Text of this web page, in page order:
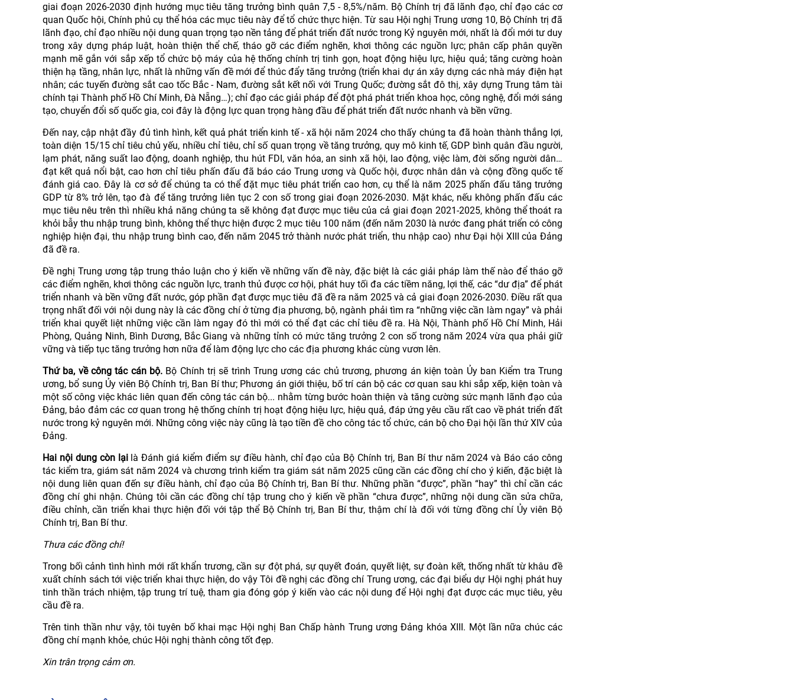
giai đoạn 2026-2030 định hướng mục tiêu tăng trưởng bình quân 7,5 - 8,5%/năm. Bộ Chính trị đã lãnh đạo, chỉ đạo các cơ
quan Quốc hội, Chính phủ cụ thể hóa các mục tiêu này để tổ chức thực hiện. Từ sau Hội nghị Trung ương 10, Bộ Chính trị đã
lãnh đạo, chỉ đạo nhiều nội dung quan trọng tạo nền tảng để phát triển đất nước trong Kỷ nguyên mới, nhất là đổi mới tư duy
trong xây dựng pháp luật, hoàn thiện thể chế, tháo gỡ các điểm nghẽn, khơi thông các nguồn lực; phân cấp phân quyền
mạnh mẽ gắn với sắp xếp tổ chức bộ máy của hệ thống chính trị tinh gọn, hoạt động hiệu lực, hiệu quả; tăng cường hoàn
thiện hạ tầng, nhân lực, nhất là những vấn đề mới để thúc đẩy tăng trưởng (triển khai dự án xây dựng các nhà máy điện hạt
nhân; các tuyến đường sắt cao tốc Bắc - Nam, đường sắt kết nối với Trung Quốc; đường sắt đô thị, xây dựng Trung tâm tài
chính tại Thành phố Hồ Chí Minh, Đà Nẵng…); chỉ đạo các giải pháp để đột phá phát triển khoa học, công nghệ, đổi mới sáng
tạo, chuyển đổi số quốc gia, coi đây là động lực quan trọng hàng đầu để phát triển đất nước nhanh và bền vững.
Đến nay, cập nhật đầy đủ tình hình, kết quả phát triển kinh tế - xã hội năm 2024 cho thấy chúng ta đã hoàn thành thắng lợi,
toàn diện 15/15 chỉ tiêu chủ yếu, nhiều chỉ tiêu, chỉ số quan trọng về tăng trưởng, quy mô kinh tế, GDP bình quân đầu người,
lạm phát, năng suất lao động, doanh nghiệp, thu hút FDI, văn hóa, an sinh xã hội, lao động, việc làm, đời sống người dân…
đạt kết quả nổi bật, cao hơn chỉ tiêu phấn đấu đã báo cáo Trung ương và Quốc hội, được nhân dân và cộng đồng quốc tế
đánh giá cao. Đây là cơ sở để chúng ta có thể đặt mục tiêu phát triển cao hơn, cụ thể là năm 2025 phấn đấu tăng trưởng
GDP từ 8% trở lên, tạo đà để tăng trưởng liên tục 2 con số trong giai đoạn 2026-2030. Mặt khác, nếu không phấn đấu các
mục tiêu nêu trên thì nhiều khả năng chúng ta sẽ không đạt được mục tiêu của cả giai đoạn 2021-2025, không thể thoát ra
khỏi bẫy thu nhập trung bình, không thể thực hiện được 2 mục tiêu 100 năm (đến năm 2030 là nước đang phát triển có công
nghiệp hiện đại, thu nhập trung bình cao, đến năm 2045 trở thành nước phát triển, thu nhập cao) như Đại hội XIII của Đảng
đã đề ra.
Đề nghị Trung ương tập trung thảo luận cho ý kiến về những vấn đề này, đặc biệt là các giải pháp làm thế nào để tháo gỡ
các điểm nghẽn, khơi thông các nguồn lực, tranh thủ được cơ hội, phát huy tối đa các tiềm năng, lợi thế, các “dư địa” để phát
triển nhanh và bền vững đất nước, góp phần đạt được mục tiêu đã đề ra năm 2025 và cả giai đoạn 2026-2030. Điều rất qua
trọng nhất đối với nội dung này là các đồng chí ở từng địa phương, bộ, ngành phải tìm ra “những việc cần làm ngay” và phải
triển khai quyết liệt những việc cần làm ngay đó thì mới có thể đạt các chỉ tiêu đề ra. Hà Nội, Thành phố Hồ Chí Minh, Hải
Phòng, Quảng Ninh, Bình Dương, Bắc Giang và những tỉnh có mức tăng trưởng 2 con số trong năm 2024 vừa qua phải giữ
vững và tiếp tục tăng trưởng hơn nữa để làm động lực cho các địa phương khác cùng vươn lên.
Thứ ba, về công tác cán bộ.Bộ Chính trị sẽ trình Trung ương các chủ trương, phương án kiện toàn Ủy ban Kiểm tra Trung
ương, bổ sung Ủy viên Bộ Chính trị, Ban Bí thư; Phương án giới thiệu, bố trí cán bộ các cơ quan sau khi sắp xếp, kiện toàn và
một số công việc khác liên quan đến công tác cán bộ... nhằm từng bước hoàn thiện và tăng cường sức mạnh lãnh đạo của
Đảng, bảo đảm các cơ quan trong hệ thống chính trị hoạt động hiệu lực, hiệu quả, đáp ứng yêu cầu rất cao về phát triển đất
nước trong kỷ nguyên mới. Những công việc này cũng là tạo tiền đề cho công tác tổ chức, cán bộ cho Đại hội lần thứ XIV của
Đảng.
Hai nội dung còn lạilà Đánh giá kiểm điểm sự điều hành, chỉ đạo của Bộ Chính trị, Ban Bí thư năm 2024 và Báo cáo công
tác kiểm tra, giám sát năm 2024 và chương trình kiểm tra giám sát năm 2025 cũng cần các đồng chí cho ý kiến, đặc biệt là
nội dung liên quan đến sự điều hành, chỉ đạo của Bộ Chính trị, Ban Bí thư. Những phần “được”, phần “hay” thì chỉ cần các
đồng chí ghi nhận. Chúng tôi cần các đồng chí tập trung cho ý kiến về phần “chưa được”, những nội dung cần sửa chữa,
điều chỉnh, cần triển khai thực hiện đối với tập thể Bộ Chính trị, Ban Bí thư, thậm chí là đối với từng đồng chí Ủy viên Bộ
Chính trị, Ban Bí thư.
Thưa các đồng chí!
Trong bối cảnh tình hình mới rất khẩn trương, cần sự đột phá, sự quyết đoán, quyết liệt, sự đoàn kết, thống nhất từ khâu đề
xuất chính sách tới việc triển khai thực hiện, do vậy Tôi đề nghị các đồng chí Trung ương, các đại biểu dự Hội nghị phát huy
tinh thần trách nhiệm, tập trung trí tuệ, tham gia đóng góp ý kiến vào các nội dung để Hội nghị đạt được các mục tiêu, yêu
cầu đề ra.
Trên tinh thần như vậy, tôi tuyên bố khai mạc Hội nghị Ban Chấp hành Trung ương Đảng khóa XIII. Một lần nữa chúc các
đồng chí mạnh khỏe, chúc Hội nghị thành công tốt đẹp.
Xin trân trọng cảm ơn.